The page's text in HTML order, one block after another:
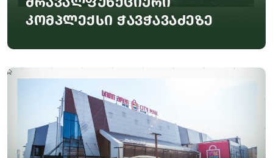
კომპლექსი ჭავჭავაძეზე